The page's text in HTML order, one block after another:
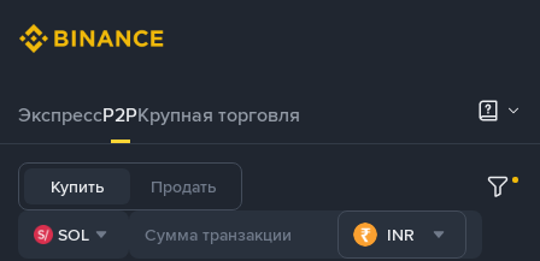
ЭкспрессP2PКрупная торговля
Купить Продать
SOL INR